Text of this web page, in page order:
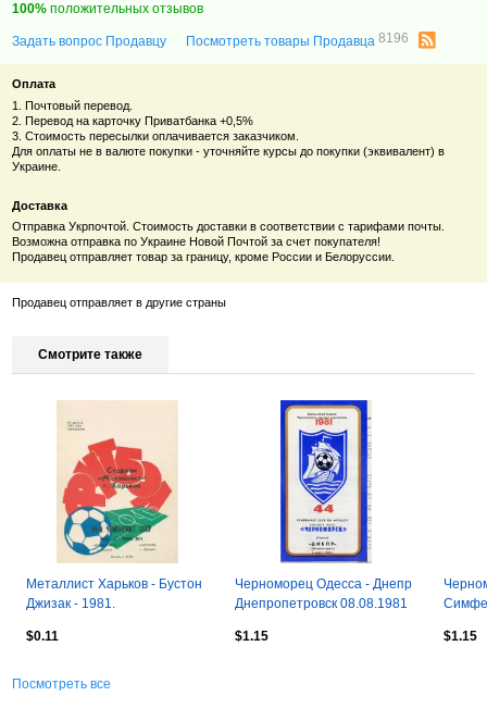
100% положительных отзывов
Задать вопрос Продавцу Посмотреть товары Продавца8196
Оплата
1. Почтовый перевод.
2. Перевод на карточку Приватбанка +0,5%
3. Стоимость пересылки оплачивается заказчиком.
Для оплаты не в валюте покупки - уточняйте курсы до покупки (эквивалент) в
Украине.
Доставка
Отправка Укрпочтой. Стоимость доставки в соответствии с тарифами почты.
Возможна отправка по Украине Новой Почтой за счет покупателя!
Продавец отправляет товар за границу, кроме России и Белоруссии.
Продавец отправляет в другие страны
Смотрите также
Металлист Харьков - Бустон
Джизак - 1981.
$0.11
Черноморец Одесса - Днепр
Днепропетровск 08.08.1981
$1.15 $1.15
Посмотреть все